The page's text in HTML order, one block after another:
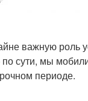
важную роль
сути, мы
периоде.